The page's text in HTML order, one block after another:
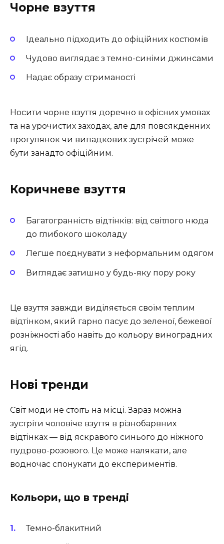
Чорне взуття
Ідеально підходить до офіційних костюмів
Чудово виглядає з темно-синіми джинсами
Надає образу стриманості
Носити чорне взуття доречно в офісних умовах
та на урочистих заходах, але для повсякденних
прогулянок чи випадкових зустрічей може
бути занадто офіційним.
Коричневе взуття
Багатогранність відтінків: від світлого нюда
до глибокого шоколаду
Легше поєднувати з неформальним одягом
Виглядає затишно у будь-яку пору року
Це взуття завжди виділяється своїм теплим
відтінком, який гарно пасує до зеленої, бежевої
розніжності або навіть до кольору виноградних
ягід.
Нові тренди
Світ моди не стоїть на місці. Зараз можна
зустріти чоловіче взуття в різнобарвних
відтінках — від яскравого синього до ніжного
пудрово-розового. Це може налякати, але
водночас спонукати до експериментів.
Кольори, що в тренді
Темно-блакитний